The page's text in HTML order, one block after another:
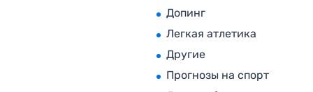
Допинг
Легкая атлетика
Другие
Прогнозы на спорт